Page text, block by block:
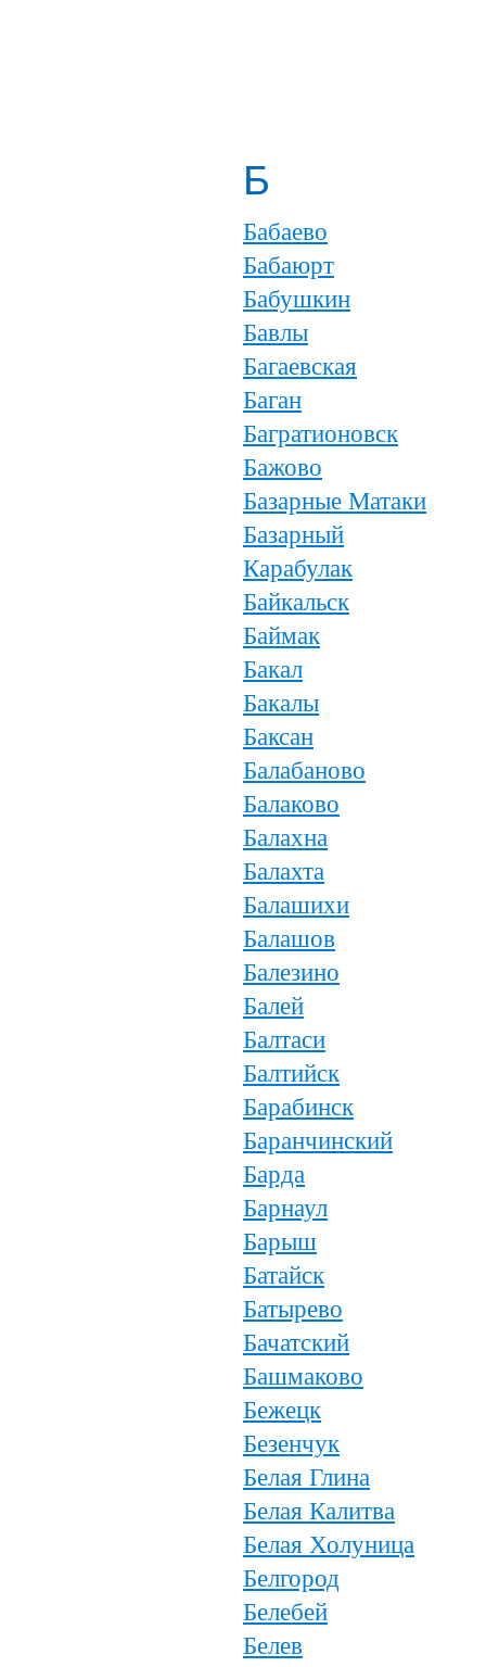
Б
Бабаево
Бабаюрт
Бабушкин
Бавлы
Багаевская
Баган
Багратионовск
Бажово
Базарные Матаки
Базарный
Карабулак
Байкальск
Баймак
Бакал
Бакалы
Баксан
Балабаново
Балаково
Балахна
Балахта
Балашихи
Балашов
Балезино
Балей
Балтаси
Балтийск
Барабинск
Баранчинский
Барда
Барнаул
Барыш
Батайск
Батырево
Бачатский
Башмаково
Бежецк
Безенчук
Белая Глина
Белая Калитва
Белая Холуница
Белгород
Белебей
Белев